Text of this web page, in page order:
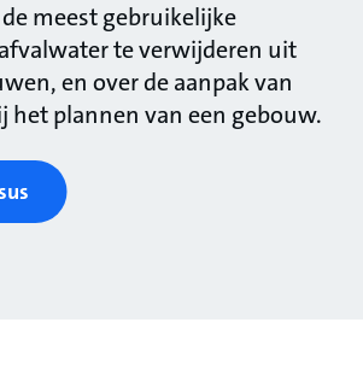
meest gebruikelijke
te verwijderen uit
en over de aanpak van
het plannen van een gebouw.